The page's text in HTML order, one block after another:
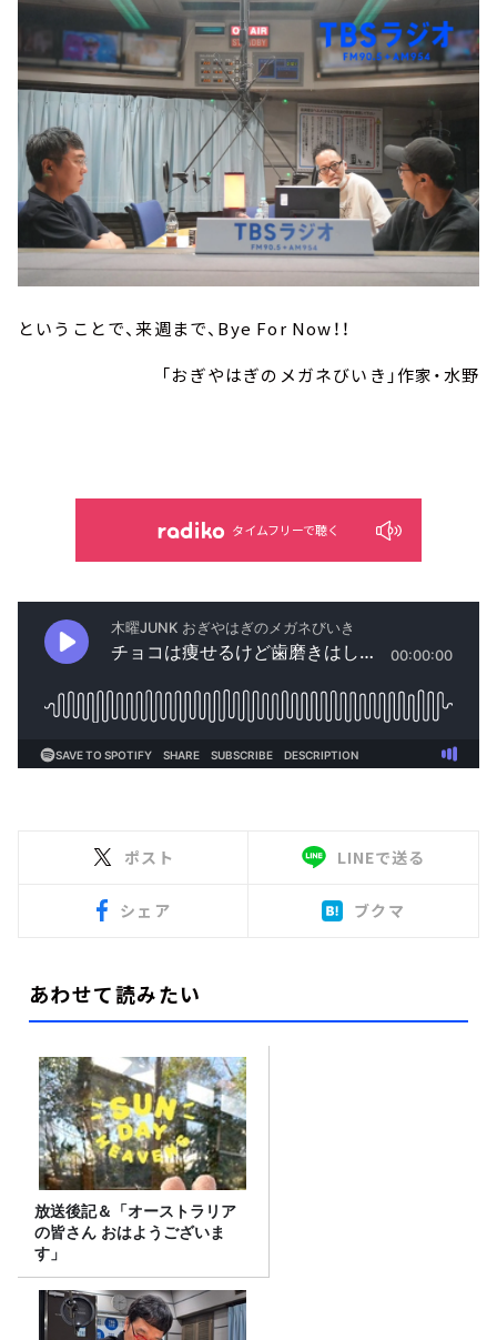
ということで、来週まで、Bye For Now！！
「おぎやはぎのメガネびいき」作家・水野
タイムフリーで聴く
ポスト LINEで送る
シェア ブクマ
あわせて読みたい
放送後記＆「オーストラリア
の皆さん おはようございま
す」